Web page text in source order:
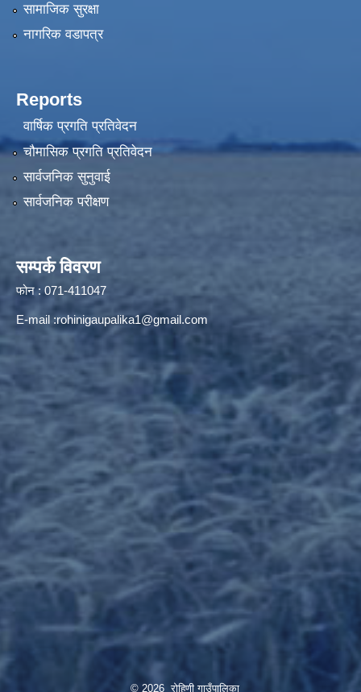
सामाजिक सुरक्षा
नागरिक वडापत्र
Reports
वार्षिक प्रगति प्रतिवेदन
चौमासिक प्रगति प्रतिवेदन
सार्वजनिक सुनुवाई
सार्वजनिक परीक्षण
सम्पर्क विवरण
फोन : 071-411047
E-mail :rohinigaupalika1@gmail.com
© 2026 रोहिणी गाउँपालिका